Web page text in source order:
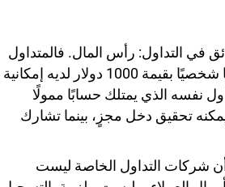
في التداول: رأس المال. فالمتداول
الماهر الذي يمتلك حسابًا شخصيًا بقيمة 1000 دولار لديه إمكانية
نفسه الذي يمتلك حسابًا ممولًا
دولار، فيمكنه تحقيق دخل مجزٍ، بينما تشارك
شركات التداول الخاصة ليست